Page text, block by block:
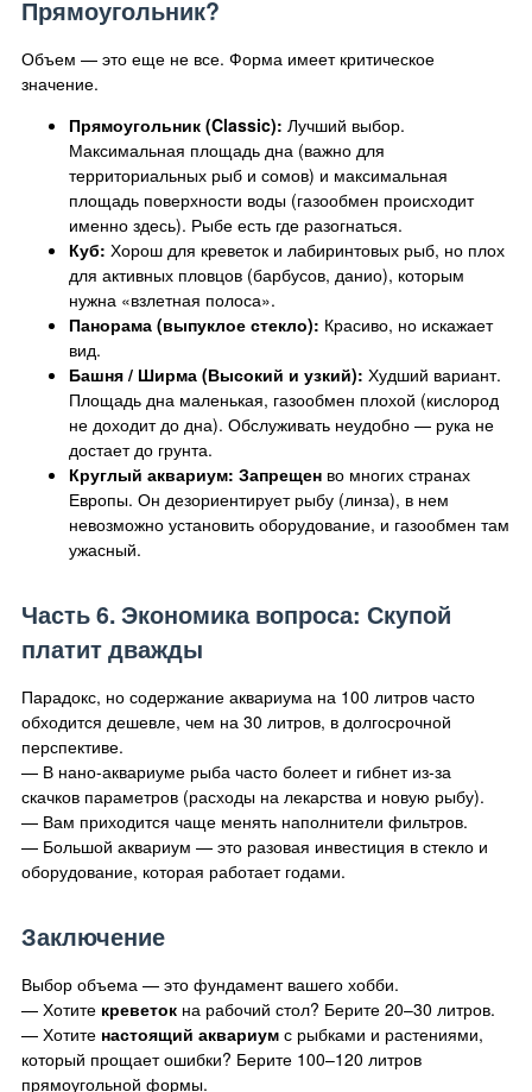
Прямоугольник?
Объем — это еще не все. Форма имеет критическое
значение.
Прямоугольник (Classic): Лучший выбор.
Максимальная площадь дна (важно для
территориальных рыб и сомов) и максимальная
площадь поверхности воды (газообмен происходит
именно здесь). Рыбе есть где разогнаться.
Куб: Хорош для креветок и лабиринтовых рыб, но плох
для активных пловцов (барбусов, данио), которым
нужна «взлетная полоса».
Панорама (выпуклое стекло): Красиво, но искажает
вид.
Башня / Ширма (Высокий и узкий): Худший вариант.
Площадь дна маленькая, газообмен плохой (кислород
не доходит до дна). Обслуживать неудобно — рука не
достает до грунта.
Круглый аквариум: Запрещен во многих странах
Европы. Он дезориентирует рыбу (линза), в нем
невозможно установить оборудование, и газообмен там
ужасный.
Часть 6. Экономика вопроса: Скупой
платит дважды
Парадокс, но содержание аквариума на 100 литров часто
обходится дешевле, чем на 30 литров, в долгосрочной
перспективе.
— В нано-аквариуме рыба часто болеет и гибнет из-за
скачков параметров (расходы на лекарства и новую рыбу).
— Вам приходится чаще менять наполнители фильтров.
— Большой аквариум — это разовая инвестиция в стекло и
оборудование, которая работает годами.
Заключение
Выбор объема — это фундамент вашего хобби.
— Хотите креветок на рабочий стол? Берите 20–30 литров.
— Хотите настоящий аквариум с рыбками и растениями,
который прощает ошибки? Берите 100–120 литров
прямоугольной формы.